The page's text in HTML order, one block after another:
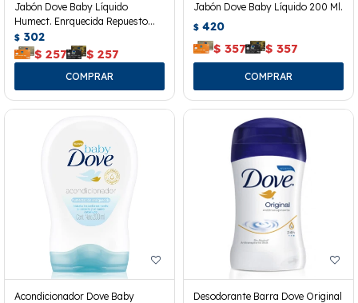
Jabón Dove Baby Líquido
Humect. Enrquecida Repuesto
180 Ml.
$ 302
$ 257 $ 257
Jabón Dove Baby Líquido 200 Ml.
$ 420
$ 357 $ 357
Acondicionador Dove Baby
Desodorante Barra Dove Original